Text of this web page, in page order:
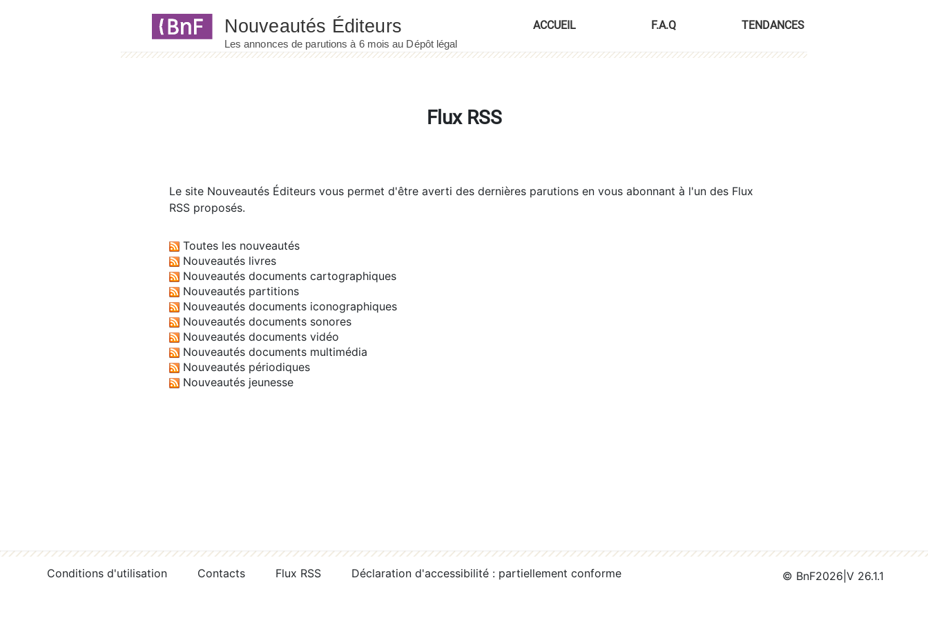
ACCUEIL F.A.Q TENDANCES
Flux RSS
Le site Nouveautés Éditeurs vous permet d'être averti des dernières parutions en vous abonnant à l'un des Flux
RSS proposés.
Toutes les nouveautés
Nouveautés livres
Nouveautés documents cartographiques
Nouveautés partitions
Nouveautés documents iconographiques
Nouveautés documents sonores
Nouveautés documents vidéo
Nouveautés documents multimédia
Nouveautés périodiques
Nouveautés jeunesse
Conditions d'utilisation Contacts Flux RSS Déclaration d'accessibilité : partiellement conforme © BnF2026 V 26.1.1